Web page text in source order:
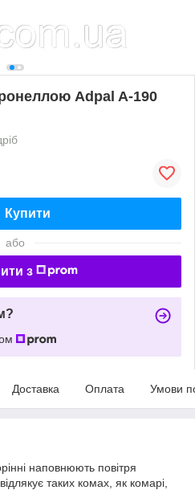
Adpal A-190
Купити
або
з
Доставка Оплата Умови
наповнюють повітря
таких комах, як комарі,